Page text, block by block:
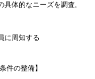
体的なニーズを調査,
周知する
件の整備】